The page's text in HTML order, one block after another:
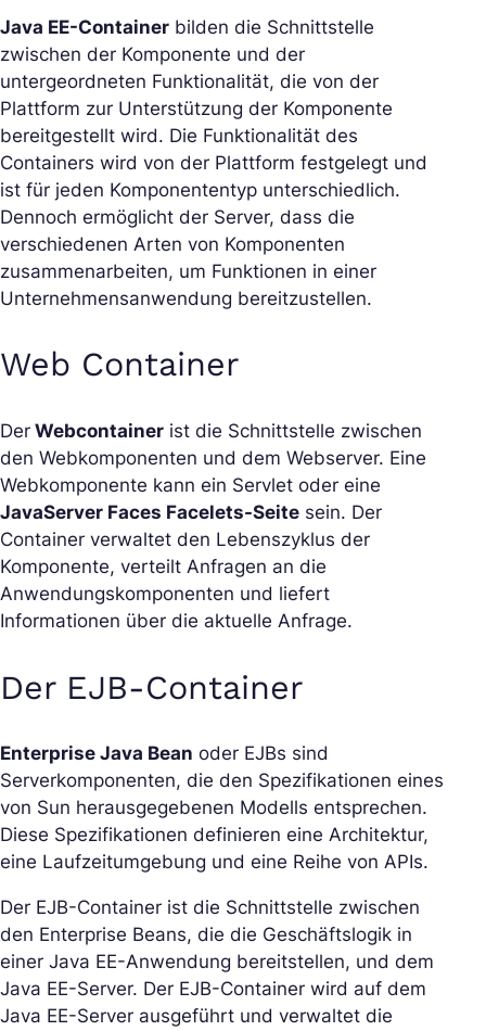
Java EE-Container bilden die Schnittstelle
zwischen der Komponente und der
untergeordneten Funktionalität, die von der
Plattform zur Unterstützung der Komponente
bereitgestellt wird. Die Funktionalität des
Containers wird von der Plattform festgelegt und
ist für jeden Komponententyp unterschiedlich.
Dennoch ermöglicht der Server, dass die
verschiedenen Arten von Komponenten
zusammenarbeiten, um Funktionen in einer
Unternehmensanwendung bereitzustellen.
Web Container
Der Webcontainer ist die Schnittstelle zwischen
den Webkomponenten und dem Webserver. Eine
Webkomponente kann ein Servlet oder eine
JavaServer Faces Facelets-Seite sein. Der
Container verwaltet den Lebenszyklus der
Komponente, verteilt Anfragen an die
Anwendungskomponenten und liefert
Informationen über die aktuelle Anfrage.
Der EJB-Container
Enterprise Java Bean oder EJBs sind
Serverkomponenten, die den Spezifikationen eines
von Sun herausgegebenen Modells entsprechen.
Diese Spezifikationen definieren eine Architektur,
eine Laufzeitumgebung und eine Reihe von APIs.
Der EJB-Container ist die Schnittstelle zwischen
den Enterprise Beans, die die Geschäftslogik in
einer Java EE-Anwendung bereitstellen, und dem
Java EE-Server. Der EJB-Container wird auf dem
Java EE-Server ausgeführt und verwaltet die